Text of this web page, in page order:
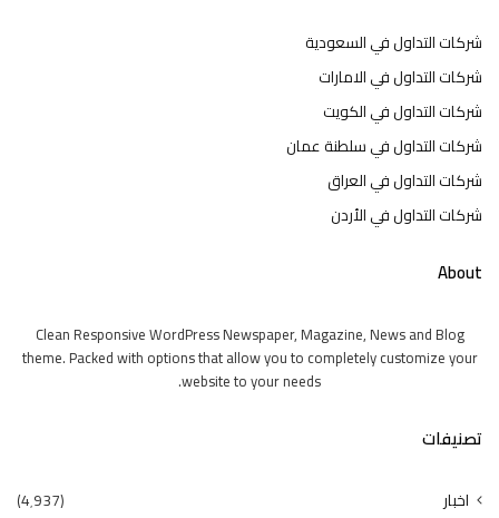
شركات التداول في السعودية
شركات التداول في الامارات
شركات التداول في الكويت
شركات التداول في سلطنة عمان
شركات التداول في العراق
شركات التداول في الأردن
About
Clean Responsive WordPress Newspaper, Magazine, News and Blog
theme. Packed with options that allow you to completely customize your
website to your needs.
تصنيفات
اخبار (4٬937)